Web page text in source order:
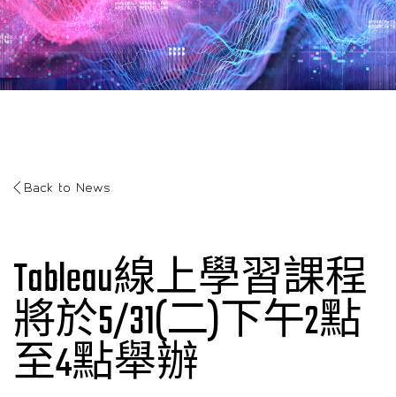
Back to News
Tableau線上學習課程
將於5/31(二)下午2點
至4點舉辦